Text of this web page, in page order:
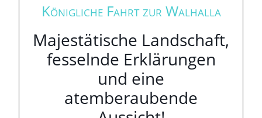
Königliche Fahrt zur Walhalla
Majestätische Landschaft,
fesselnde Erklärungen
und eine
atemberaubende